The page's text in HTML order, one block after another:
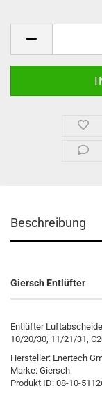
Beschreibung
Giersch Entlüfter
Entlüfter
10/20/30, 11/21/31,
Hersteller: Enertech
Marke: Giersch
Produkt ID: 08-10-